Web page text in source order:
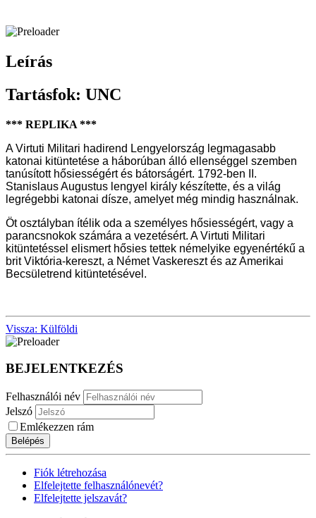
Leírás
Tartásfok: UNC
*** REPLIKA ***
A Virtuti Militari hadirend Lengyelország legmagasabb
katonai kitüntetése a háborúban álló ellenséggel szemben
tanúsított hősiességért és bátorságért. 1792-ben II.
Stanislaus Augustus lengyel király készítette, és a világ
legrégebbi katonai dísze, amelyet még mindig használnak.
Öt osztályban ítélik oda a személyes hősiességért, vagy a
parancsnokok számára a vezetésért. A Virtuti Militari
kitüntetéssel elismert hősies tettek némelyike egyenértékű a
brit Viktória-kereszt, a Német Vaskereszt és az Amerikai
Becsületrend kitüntetésével.
Vissza: Külföldi
BEJELENTKEZÉS
Felhasználói név
Jelszó
Emlékezzen rám
Belépés
Fiók létrehozása
Elfelejtette felhasználónevét?
Elfelejtette jelszavát?